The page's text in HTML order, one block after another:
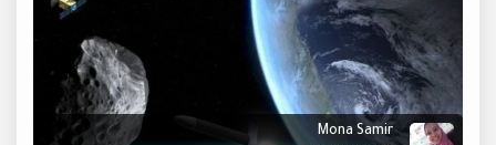
Mona Samir